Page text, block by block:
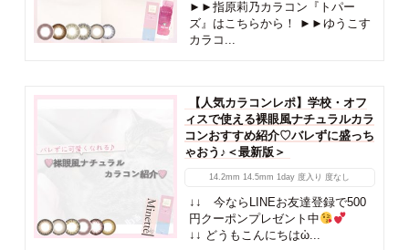
►►指原莉乃カラコン『トパー
ズ』はこちらから！ ►►ゆうこす
カラコ...
【人気カラコンレポ】学校・オフ
ィスで使える裸眼風ナチュラルカラ
コンおすすめ紹介♡バレずに盛っち
ゃおう♪＜最新版＞
14.2mm 14.5mm 1day 度入り 度なし
↓↓ 今ならLINEお友達登録で500
円クーポンプレゼント中
↓↓ どうもこんにちはὠ...